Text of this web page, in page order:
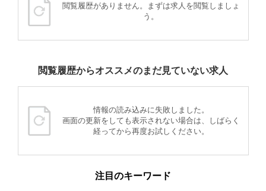
閲覧履歴がありません。まずは求人を閲覧しましょ
う。
閲覧履歴からオススメのまだ見ていない求人
情報の読み込みに失敗しました。
画面の更新をしても表示されない場合は、しばらく
経ってから再度お試しください。
注目のキーワード